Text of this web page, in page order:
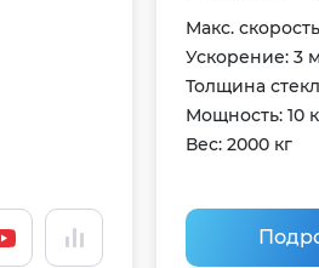
Макс.
Ускорение: 3
Толщина
Мощность: 10
Вес: 2000 кг